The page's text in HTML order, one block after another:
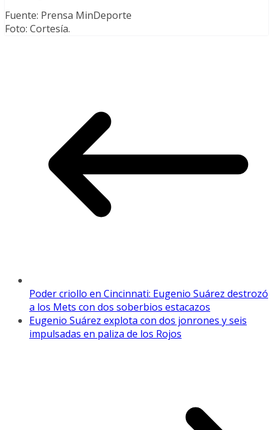
Fuente: Prensa MinDeporte
Foto: Cortesía.
Poder criollo en Cincinnati: Eugenio Suárez destrozó
a los Mets con dos soberbios estacazos
Eugenio Suárez explota con dos jonrones y seis
impulsadas en paliza de los Rojos